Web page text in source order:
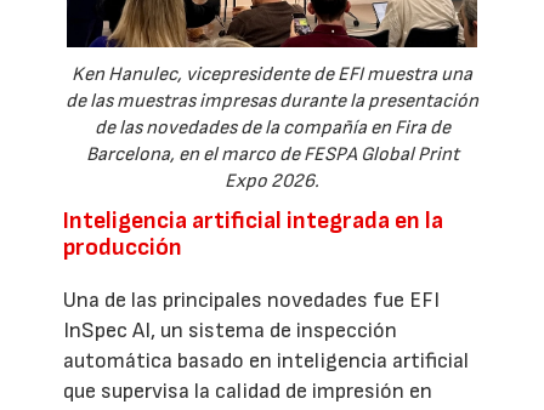
Ken Hanulec, vicepresidente de EFI muestra una
de las muestras impresas durante la presentación
de las novedades de la compañía en Fira de
Barcelona, en el marco de FESPA Global Print
Expo 2026.
Inteligencia artificial integrada en la
producción
Una de las principales novedades fue EFI
InSpec AI, un sistema de inspección
automática basado en inteligencia artificial
que supervisa la calidad de impresión en